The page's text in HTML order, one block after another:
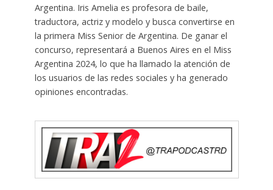
Argentina. Iris Amelia es profesora de baile,
traductora, actriz y modelo y busca convertirse en
la primera Miss Senior de Argentina. De ganar el
concurso, representará a Buenos Aires en el Miss
Argentina 2024, lo que ha llamado la atención de
los usuarios de las redes sociales y ha generado
opiniones encontradas.